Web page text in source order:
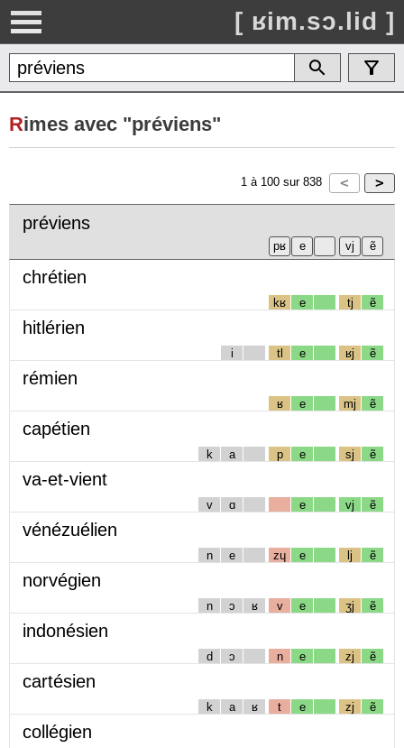
[ ʁim.sɔ.lid ]
Rimes avec "préviens"
1 à 100 sur 838
préviens
chrétien
kʁ e tj ẽ
hitlérien
i tl e ʁj ẽ
rémien
ʁ e mj ẽ
capétien
k a p e sj ẽ
va-et-vient
v ɑ e vj ẽ
vénézuélien
n e zɥ e lj ẽ
norvégien
n ɔ ʁ v e ʒj ẽ
indonésien
d ɔ n e zj ẽ
cartésien
k a ʁ t e zj ẽ
collégien